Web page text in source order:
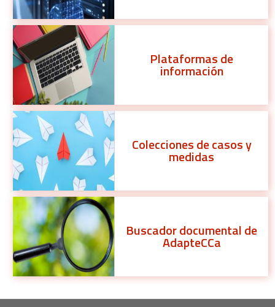
Plataformas de
información
Colecciones de casos y
medidas
Buscador documental de
AdapteCCa